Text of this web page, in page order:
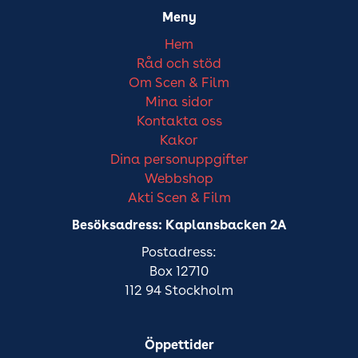
Meny
Hem
Råd och stöd
Om Scen & Film
Mina sidor
Kontakta oss
Kakor
Dina personuppgifter
Webbshop
Akti Scen & Film
Besöksadress: Kaplansbacken 2A
Postadress:
Box 12710
112 94 Stockholm
Öppettider